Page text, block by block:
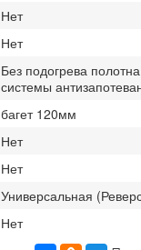
Нет
Нет
Без подогрева
системы
багет 120мм
Нет
Нет
Универсальная
Нет